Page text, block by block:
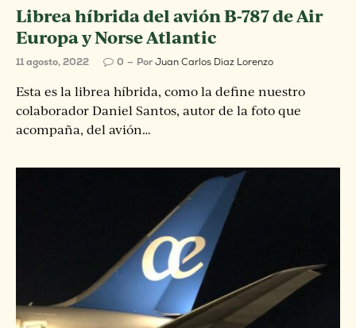
Librea híbrida del avión B-787 de Air
Europa y Norse Atlantic
11 agosto, 2022 0 PorJuan Carlos Diaz Lorenzo
Esta es la librea híbrida, como la define nuestro
colaborador Daniel Santos, autor de la foto que
acompaña, del avión…